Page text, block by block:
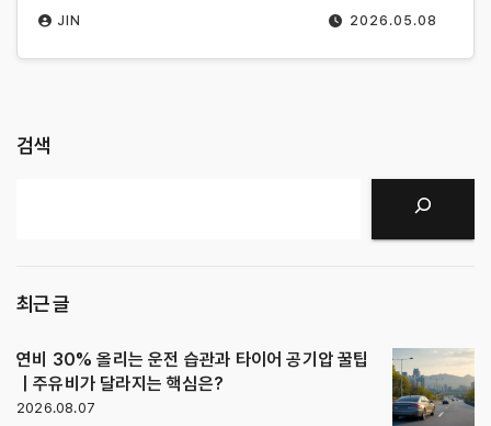
2026.05.08
JIN
검색
최근 글
연비 30% 올리는 운전 습관과 타이어 공기압 꿀팁
｜주유비가 달라지는 핵심은?
2026.08.07